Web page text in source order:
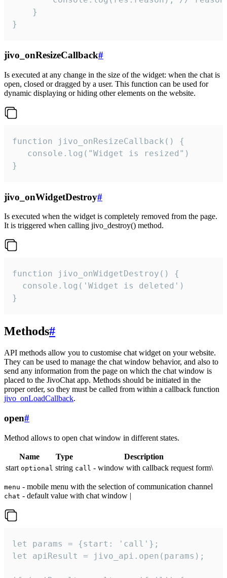
    }
}
jivo_onResizeCallback#
Is executed at any change in the size of the widget: when the chat is
open, closed or dragged by a user. This function can be used for
dynamic displaying or hiding other elements on the website.
function jivo_onResizeCallback() {
   console.log("Widget is resized")
}
jivo_onWidgetDestroy#
Is executed when the widget is completely removed from the page.
It is triggered when calling jivo_destroy() method.
function jivo_onWidgetDestroy() {
  console.log('Widget is deleted')
}
Methods#
API methods allow you to customise chat widget on your website.
They can be used to manage the chat window behavior, and also to
send any information from the page on which the chat window is
placed to the JivoChat app. Methods should be initiated in the
proper order, so they must be called from within a callback function
jivo_onLoadCallback.
open#
Method allows to open chat window in different states.
Name Type
Description
start optional string call - window with callback request form\
menu - mobile menu with the selection of communication channel
chat - default value with chat window |
let params = {start: 'call'};
let apiResult = jivo_api.open(params);